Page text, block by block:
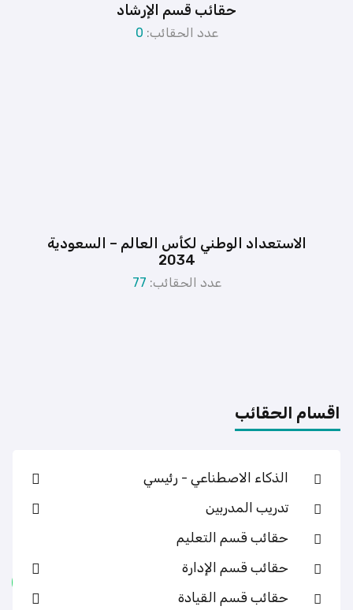
اقسام الحقائب
الذكاء الاصطناعي - رئيسي
تدريب المدربين
حقائب قسم التعليم
حقائب قسم الإدارة
حقائب قسم القيادة
حقائب قسم الإرشاد
عدد الحقائب: 0
الاستعداد الوطني لكأس العالم – السعودية
2034
عدد الحقائب: 77